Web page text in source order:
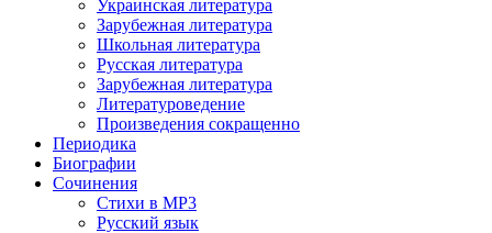
Украинская литература
Зарубежная литература
Школьная литература
Русская литература
Зарубежная литература
Литературоведение
Произведения сокращенно
Периодика
Биографии
Сочинения
Стихи в MP3
Русский язык